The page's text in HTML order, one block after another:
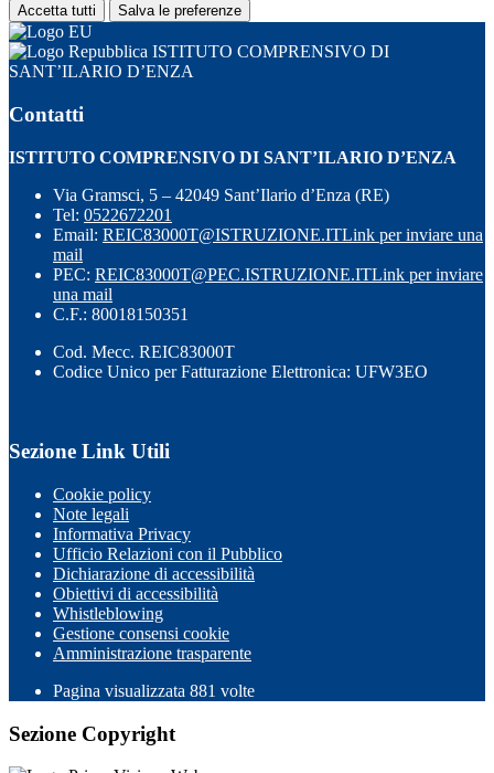
Accetta tutti Salva le preferenze
ISTITUTO COMPRENSIVO DI
SANT’ILARIO D’ENZA
Contatti
ISTITUTO COMPRENSIVO DI SANT’ILARIO D’ENZA
Via Gramsci, 5 – 42049 Sant’Ilario d’Enza (RE)
Tel: 0522672201
Email: REIC83000T@ISTRUZIONE.ITLink per inviare una
mail
PEC: REIC83000T@PEC.ISTRUZIONE.ITLink per inviare
una mail
C.F.: 80018150351
Cod. Mecc. REIC83000T
Codice Unico per Fatturazione Elettronica: UFW3EO
Sezione Link Utili
Cookie policy
Note legali
Informativa Privacy
Ufficio Relazioni con il Pubblico
Dichiarazione di accessibilità
Obiettivi di accessibilità
Whistleblowing
Gestione consensi cookie
Amministrazione trasparente
Pagina visualizzata 881 volte
Sezione Copyright